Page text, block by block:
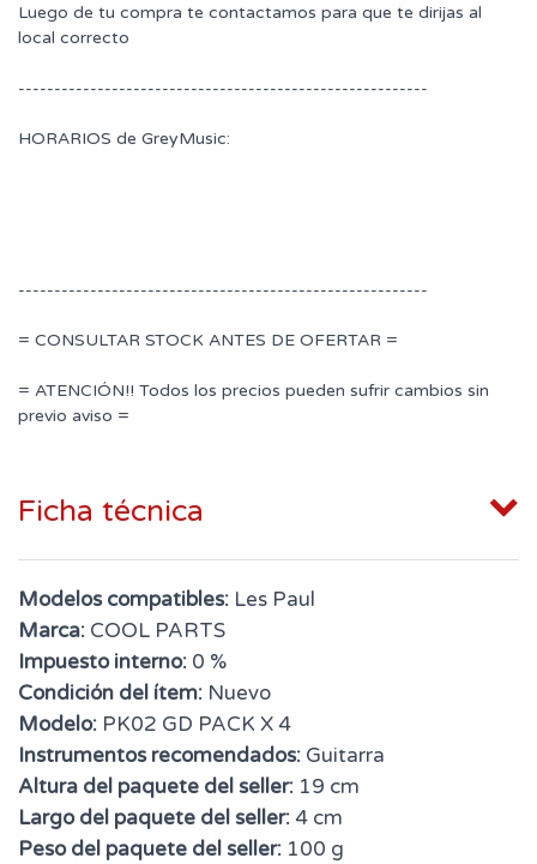
Luego de tu compra te contactamos para que te dirijas al
local correcto
---------------------------------------------------------
HORARIOS de GreyMusic:
---------------------------------------------------------
= CONSULTAR STOCK ANTES DE OFERTAR =
= ATENCIÓN!! Todos los precios pueden sufrir cambios sin
previo aviso =
Ficha técnica
Modelos compatibles: Les Paul
Marca: COOL PARTS
Impuesto interno: 0 %
Condición del ítem: Nuevo
Modelo: PK02 GD PACK X 4
Instrumentos recomendados: Guitarra
Altura del paquete del seller: 19 cm
Largo del paquete del seller: 4 cm
Peso del paquete del seller: 100 g